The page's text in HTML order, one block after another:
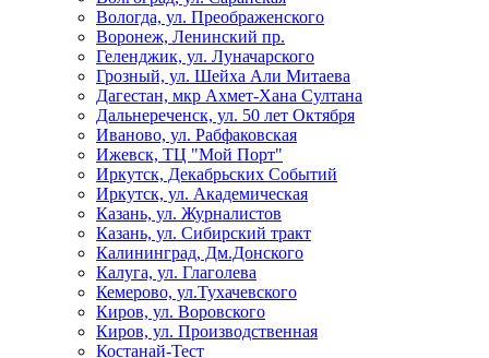
Вологда, ул. Преображенского
Воронеж, Ленинский пр.
Геленджик, ул. Луначарского
Грозный, ул. Шейха Али Митаева
Дагестан, мкр Ахмет-Хана Султана
Дальнереченск, ул. 50 лет Октября
Иваново, ул. Рабфаковская
Ижевск, ТЦ "Мой Порт"
Иркутск, Декабрьских Событий
Иркутск, ул. Академическая
Казань, ул. Журналистов
Казань, ул. Сибирский тракт
Калининград, Дм.Донского
Калуга, ул. Глаголева
Кемерово, ул.Тухачевского
Киров, ул. Воровского
Киров, ул. Производственная
Костанай-Тест